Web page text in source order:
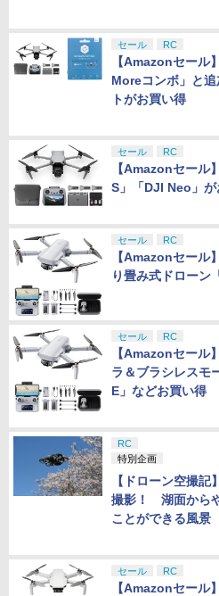
セール RC
【Amazonセール
Moreコンボ」と
トがお買い得
セール RC
【Amazonセール
S」「DJI Neo」が
セール RC
【Amazonセール
り畳み式ドローン
セール RC
【Amazonセール
ラ＆ブラシレスモ
E」などお買い得
RC
特別企画
【ドローン空撮
撮影！ 湖面から
ことができる風景
セール RC
【Amazonセール